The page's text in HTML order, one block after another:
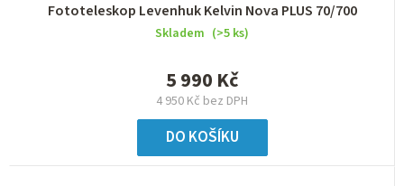
Fototeleskop Levenhuk Kelvin Nova PLUS 70/700
Skladem (>5 ks)
4 950 Kč bez DPH
5 990 Kč
DO KOŠÍKU